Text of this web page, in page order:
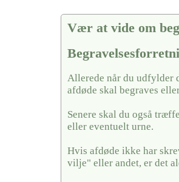
Vær at vide om
Allerede når du udfylder
afdøde skal begraves
Senere skal du også
eller eventuelt urne.
Hvis afdøde ikke har
vilje" eller andet, er det